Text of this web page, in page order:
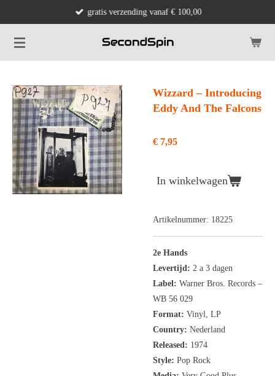
naar
de
gratis verzending vanaf € 100,00
Wizzard ‎– Introducing
Eddy And The Falcons
€ 7,95
In winkelwagen
Artikelnummer: 18225
2e Hands
Levertijd: 2 a 3 dagen
Label: Warner Bros. Records ‎–
WB 56 029
Format: Vinyl, LP
Country: Nederland
Released: 1974
Style: Pop Rock